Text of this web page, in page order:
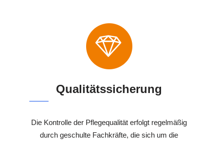
Qualitätssicherung
Die Kontrolle der Pflegequalität erfolgt regelmäßig
durch geschulte Fachkräfte, die sich um die